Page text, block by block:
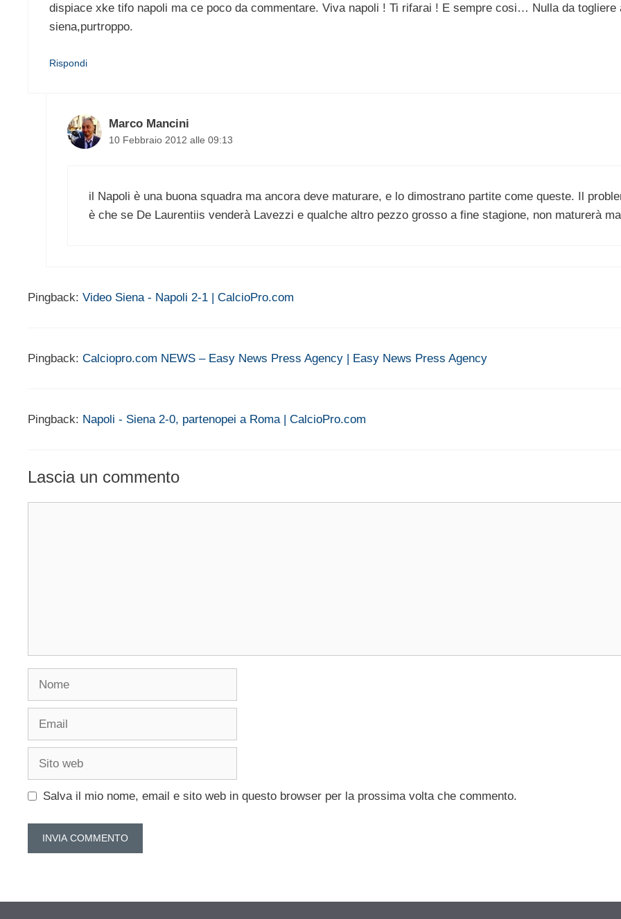
dispiace xke tifo napoli ma ce poco da commentare. Viva napoli ! Ti rifarai ! E sempre cosi… Nulla da togliere
siena,purtroppo.
Rispondi
Marco Mancini
10 Febbraio 2012 alle 09:13
il Napoli è una buona squadra ma ancora deve maturare, e lo dimostrano partite come queste. Il
è che se De Laurentiis venderà Lavezzi e qualche altro pezzo grosso a fine stagione, non maturerà
Pingback: Video Siena - Napoli 2-1 | CalcioPro.com
Pingback: Calciopro.com NEWS – Easy News Press Agency | Easy News Press Agency
Pingback: Napoli - Siena 2-0, partenopei a Roma | CalcioPro.com
Lascia un commento
Nome
Email
Sito
Salva il mio nome, email e sito web in questo browser per la prossima volta che commento.